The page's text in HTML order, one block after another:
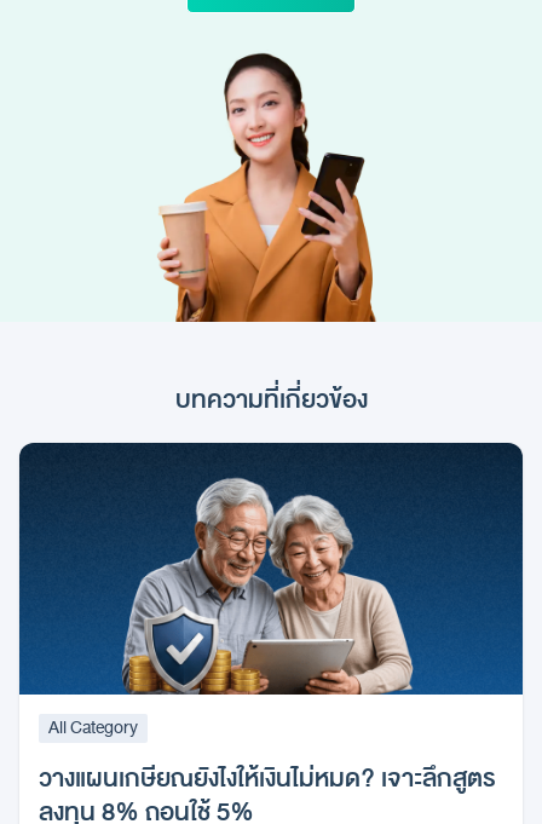
บทความที่เกี่ยวข้อง
All Category
วางแผนเกษียณยังไงให้เงินไม่หมด? เจาะลึกสูตร
ลงทุน 8% ถอนใช้ 5%